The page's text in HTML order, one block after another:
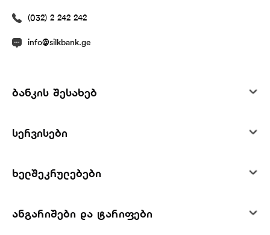
(032) 2 242 242
info@silkbank.ge
ბანკის შესახებ
სერვისები
ხელშეკრულებები
ანგარიშები და ტარიფები